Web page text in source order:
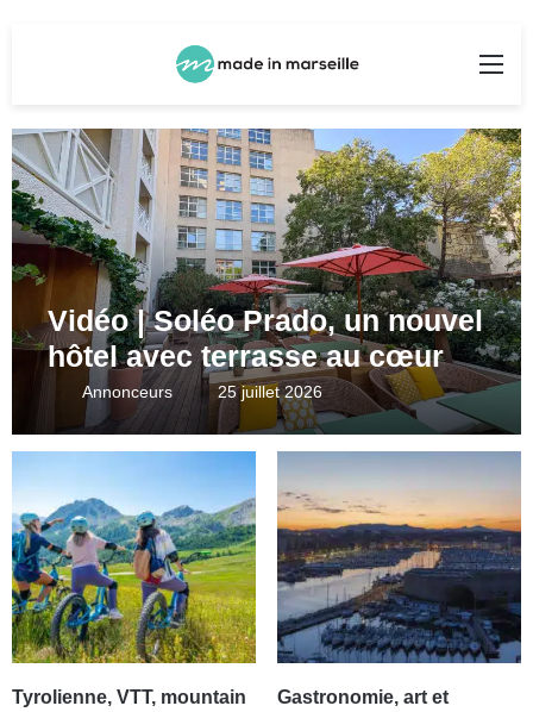
Vidéo | Soléo Prado, un nouvel
hôtel avec terrasse au cœur
du 8e arrondissement
Annonceurs 25 juillet 2026
Tyrolienne, VTT, mountain
Gastronomie, art et